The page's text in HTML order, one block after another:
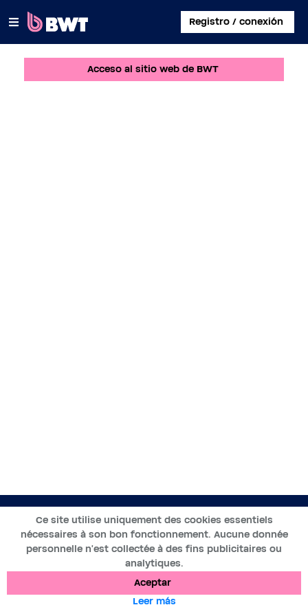
Registro / conexión
×
CONECTARSE AAcceso al sitio web de BWT
ES
2019-2025 ©BWT by
- Todos los derechos reservados
CookiesMenciones legales
Aceptar
Ce site utilise uniquement des cookies essentiels
nécessaires à son bon fonctionnement. Aucune donnée
personnelle n’est collectée à des fins publicitaires ou
analytiques.
Leer más